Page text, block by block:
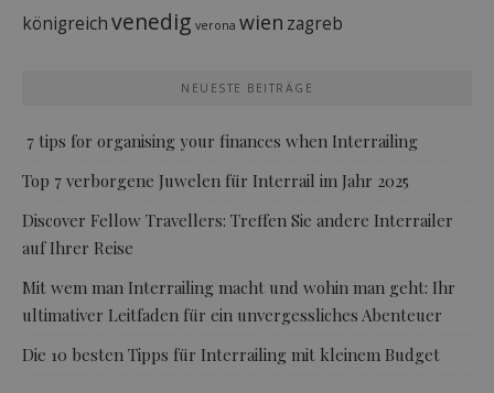
königreichvenedig verona wien zagreb
NEUESTE BEITRÄGE
7 tips for organising your finances when Interrailing
Top 7 verborgene Juwelen für Interrail im Jahr 2025
Discover Fellow Travellers: Treffen Sie andere Interrailer
auf Ihrer Reise
Mit wem man Interrailing macht und wohin man geht: Ihr
ultimativer Leitfaden für ein unvergessliches Abenteuer
Die 10 besten Tipps für Interrailing mit kleinem Budget